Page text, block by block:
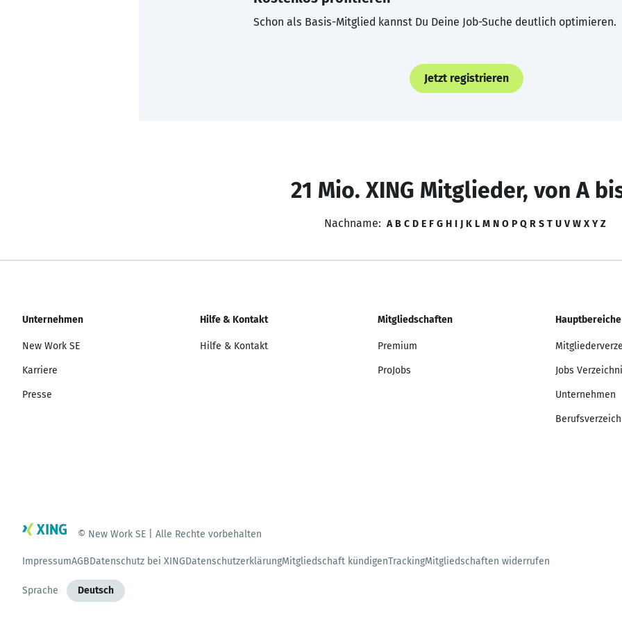
Schon als Basis-Mitglied kannst Du Deine Job-Suche deutlich optimieren.
Jetzt registrieren
21 Mio. XING Mitglieder, von A
Nachname: A B C D E F G H I J K L M N O P Q R S T U V W X Y Z
Unternehmen
New Work SE
Karriere
Presse
Hilfe & Kontakt
Hilfe & Kontakt
Mitgliedschaften
Premium
ProJobs
Hauptbereiche
Jobs
Unternehmen
© New Work SE | Alle Rechte vorbehalten
ImpressumAGBDatenschutz bei XINGDatenschutzerklärungMitgliedschaft kündigenTrackingMitgliedschaften widerrufen
Sprache Deutsch